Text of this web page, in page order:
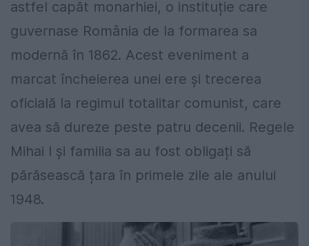
astfel capăt monarhiei, o instituție care
guvernase România de la formarea sa
modernă în 1862. Acest eveniment a
marcat încheierea unei ere și trecerea
oficială la regimul totalitar comunist, care
avea să dureze peste patru decenii. Regele
Mihai I și familia sa au fost obligați să
părăsească țara în primele zile ale anului
1948.